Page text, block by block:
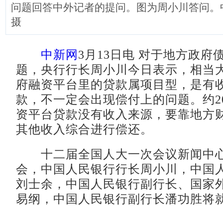
问题回答中外记者的提问。图为周小川答问
摄
中新网 3月13日电 对于地方政府
题，央行行长周小川今日表示，相当
府融资平台里的贷款属项目型，是有
款，不一定会出现偿付上的问题。约
资平台贷款没有收入来源，要靠地方
其他收入综合进行偿还。
十二届全国人大一次会议新闻中
会，中国人民银行行长周小川，中国
刘士余，中国人民银行副行长、国家
易纲，中国人民银行副行长潘功胜将